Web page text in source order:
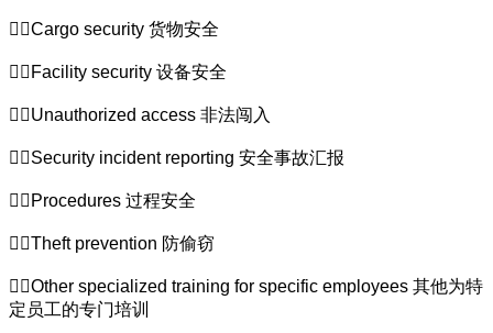
Cargo security 货物安全
Facility security 设备安全
Unauthorized access 非法闯入
Security incident reporting 安全事故汇报
Procedures 过程安全
Theft prevention 防偷窃
Other specialized training for specific employees 其他为特
定员工的专门培训